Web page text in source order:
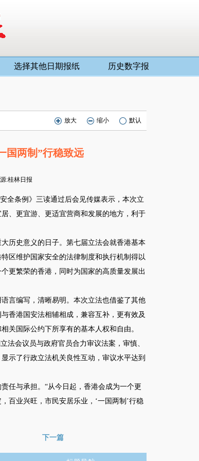
选择其他日期报纸 历史数字报
放大 缩小 默认
国两制”行稳致远
:桂林日报
条例》三读通过后会见传媒表示，本次立
、更宜游、更适宜营商和发展的地方，利于
史意义的日子。第七届立法会就香港基本
区维护国家安全的法律制度和执行机制得以
更繁荣的香港，同时为国家的高质量发展出
言编写，清晰易明。本次立法也借鉴了其他
香港国安法相辅相成，兼容互补，更有效及
关国际公约下所享有的基本人权和自由。
会议员与政府官员合力审议法案，审慎、
示了行政立法机关良性互动，审议水平达到
与承担。“从今日起，香港会成为一个更
百业兴旺，市民安居乐业，‘一国两制’行稳
下一篇